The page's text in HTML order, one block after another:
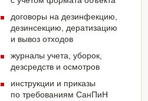
договоры на дезинфекцию,
дезинсекцию, дератизацию
и вывоз отходов
журналы учета, уборок,
дезсредств и осмотров
инструкции и приказы
по требованиям СанПиН